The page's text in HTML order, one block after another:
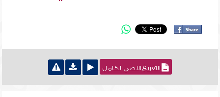
التفريغ النصي الكامل